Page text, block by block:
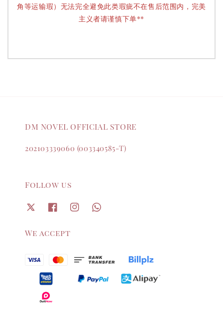
角等运输瑕）无法完全避免此类瑕疵不在售后范围内，完美
主义者请谨慎下单**
DM NOVEL OFFICIAL STORE
202103339060 (003340585-T)
Follow us
We accept